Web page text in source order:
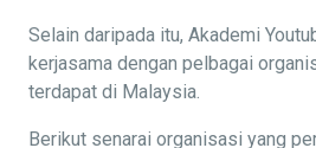
Selain daripada itu, Akademi
kerjasama dengan pelbagai
terdapat di Malaysia.
Berikut senarai organisasi yang